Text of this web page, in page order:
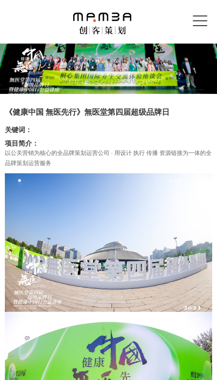
《健康中国 無医先行》無医堂第四届超级品牌日
关键词：
项目简介：
以公关营销为核心的全品牌策划运营公司 · 用设计 执行 传播 资源链接为一体的全
品牌策划运营服务